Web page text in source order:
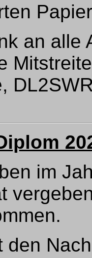
an alle
im
den